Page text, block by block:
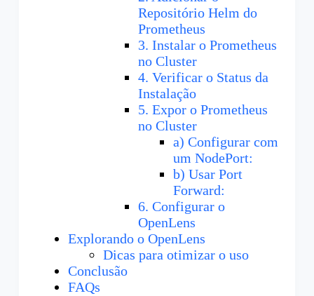
Repositório Helm do
Prometheus
3. Instalar o Prometheus
no Cluster
4. Verificar o Status da
Instalação
5. Expor o Prometheus
no Cluster
a) Configurar com
um NodePort:
b) Usar Port
Forward:
6. Configurar o
OpenLens
Explorando o OpenLens
Dicas para otimizar o uso
Conclusão
FAQs